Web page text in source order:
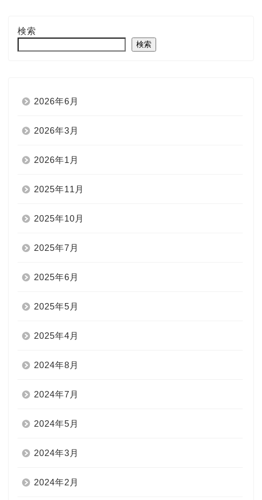
検索
検索
2026年6月
2026年3月
2026年1月
2025年11月
2025年10月
2025年7月
2025年6月
2025年5月
2025年4月
2024年8月
2024年7月
2024年5月
2024年3月
2024年2月